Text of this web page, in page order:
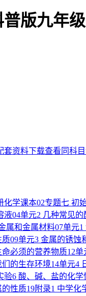
版九年
套资料下载查看同科
化学课本02专题七 初
液04单元2 几种常见的
属和金属材料07单元1
质09单元3 金属的锈蚀
命必须的营养物质12单
的生存环境14单元4
验6 酸、碱、盐的化学
的性质19附录1 中学化